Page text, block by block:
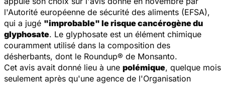
l'Autorité européenne de sécurité des aliments (EFSA),
qui a jugé "improbable" le risque cancérogène du
glyphosate. Le glyphosate est un élément chimique
couramment utilisé dans la composition des
désherbants, dont le Roundup® de Monsanto.
Cet avis avait donné lieu à une polémique, quelque mois
seulement après qu'une agence de l'Organisation